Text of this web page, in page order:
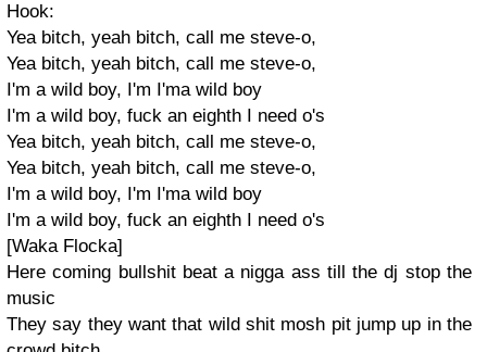
Hook:
Yea bitch, yeah bitch, call me steve-o,
Yea bitch, yeah bitch, call me steve-o,
I'm a wild boy, I'm I'ma wild boy
I'm a wild boy, fuck an eighth I need o's
Yea bitch, yeah bitch, call me steve-o,
Yea bitch, yeah bitch, call me steve-o,
I'm a wild boy, I'm I'ma wild boy
I'm a wild boy, fuck an eighth I need o's
[Waka Flocka]
Here coming bullshit beat a nigga ass till the dj stop the
music
They say they want that wild shit mosh pit jump up in the